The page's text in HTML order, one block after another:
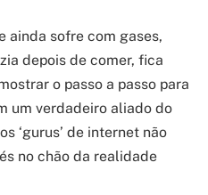
ainda sofre com gases,
depois de comer, fica
o passo a passo para
um verdadeiro aliado do
‘gurus’ de internet não
no chão da realidade